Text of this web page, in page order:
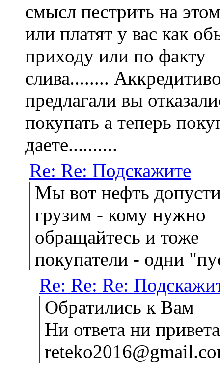
смысл пестрить на
или платят у вас как
приходу или по факту
слива........
предлагали вы
покупать а теперь
даете..........
Re: Re: Подскажите
Мы вот нефть
грузим - кому нужно
обращайтесь и тоже
покупатели - одни
Re: Re: Re:
Обратились к Вам
Ни ответа ни